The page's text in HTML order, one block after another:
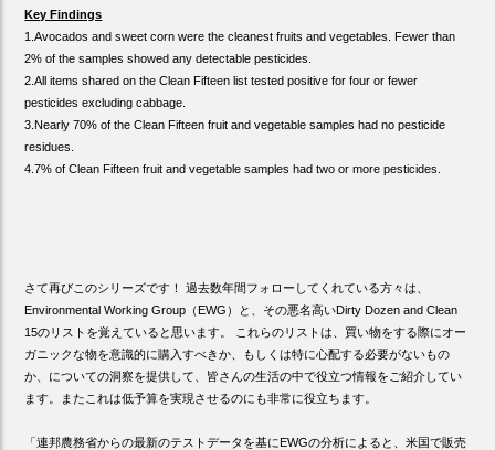
Key Findings
1.Avocados and sweet corn were the cleanest fruits and vegetables. Fewer than
2% of the samples showed any detectable pesticides.
2.All items shared on the Clean Fifteen list tested positive for four or fewer
pesticides excluding cabbage.
3.Nearly 70% of the Clean Fifteen fruit and vegetable samples had no pesticide
residues.
4.7% of Clean Fifteen fruit and vegetable samples had two or more pesticides.
さて再びこのシリーズです！ 過去数年間フォローしてくれている方々は、
Environmental Working Group（EWG）と、その悪名高いDirty Dozen and Clean
15のリストを覚えていると思います。 これらのリストは、買い物をする際にオー
ガニックな物を意識的に購入すべきか、もしくは特に心配する必要がないもの
か、についての洞察を提供して、皆さんの生活の中で役立つ情報をご紹介してい
ます。またこれは低予算を実現させるのにも非常に役立ちます。
「連邦農務省からの最新のテストデータを基にEWGの分析によると、米国で販売